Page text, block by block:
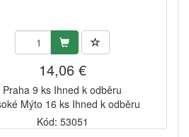
14,06 €
Praha 9 ks Ihned k odběru
Mýto 16 ks Ihned k odběru
Kód: 53051